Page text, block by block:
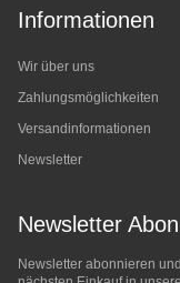
Informationen
Wir über uns
Zahlungsmöglichkeiten
Versandinformationen
Newsletter
Newsletter
Newsletter abonnieren und